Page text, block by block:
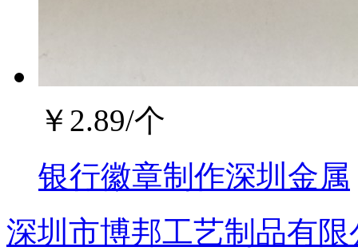
￥ 2.89/个
银行徽章制作深圳金属
深圳市博邦工艺制品有限